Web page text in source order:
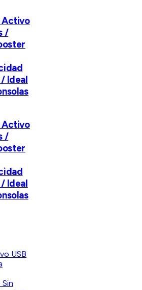
Activo
/
Ideal
Activo
/
Ideal